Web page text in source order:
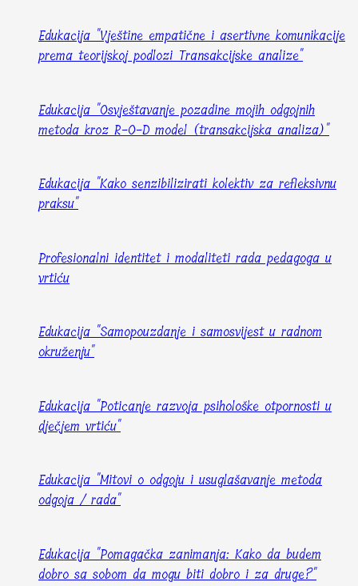
Edukacija "Vještine empatične i asertivne komunikacije
prema teorijskoj podlozi Transakcijske analize"
Edukacija "Osvještavanje pozadine mojih odgojnih
metoda kroz R-O-D model (transakcijska analiza)"
Edukacija "Kako senzibilizirati kolektiv za refleksivnu
praksu"
Profesionalni identitet i modaliteti rada pedagoga u
vrtiću
Edukacija "Samopouzdanje i samosvijest u radnom
okruženju"
Edukacija "Poticanje razvoja psihološke otpornosti u
dječjem vrtiću"
Edukacija "Mitovi o odgoju i usuglašavanje metoda
odgoja / rada"
Edukacija "Pomagačka zanimanja: Kako da budem
dobro sa sobom da mogu biti dobro i za druge?"